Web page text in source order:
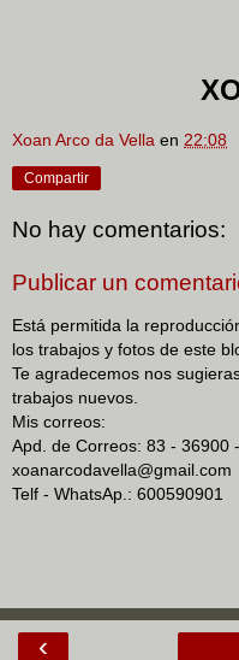
Xoan Arco da Vella en 22:08
Compartir
No hay comentarios:
Publicar un
Está permitida la
los trabajos y fotos de este
Te agradecemos nos
trabajos nuevos.
Mis correos:
Apd. de Correos: 83 - 36900
xoanarcodavella@gmail.com
Telf - WhatsAp.: 600590901
‹